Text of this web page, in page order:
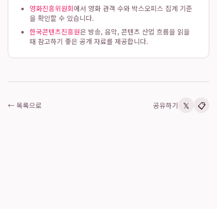
영화진흥위원회에서 영화 관객 수와 박스오피스 집계 기준
을 확인할 수 있습니다.
한국콘텐츠진흥원은 방송, 음악, 콘텐츠 산업 흐름을 읽을
때 참고하기 좋은 공개 자료를 제공합니다.
← 목록으로 공유하기 𝕏 📋